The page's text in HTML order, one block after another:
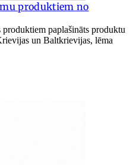
produktiem no
paplašināts produktu
un Baltkrievijas, lēma